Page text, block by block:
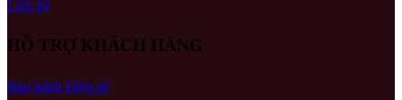
Liên hệ
HỖ TRỢ KHÁCH HÀNG
Bảo hành Điện tử